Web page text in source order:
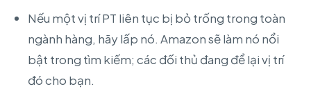
Nếu một vị trí PT liên tục bị bỏ trống trong toàn
ngành hàng, hãy lấp nó. Amazon sẽ làm nó nổi
bật trong tìm kiếm; các đối thủ đang để lại vị trí
đó cho bạn.